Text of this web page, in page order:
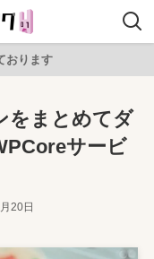
おります
をまとめてダ
サービ
20日